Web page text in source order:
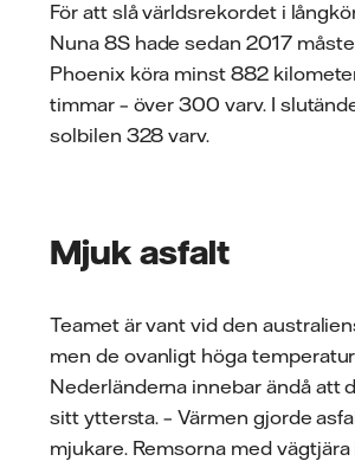
För att slå världsrekordet i
Nuna 8S hade sedan 2017
Phoenix köra minst 882
timmar – över 300 varv. I
solbilen 328 varv.
Mjuk asfalt
Teamet är vant vid den
men de ovanligt höga
Nederländerna innebar ändå att
sitt yttersta. – Värmen gjorde
mjukare. Remsorna med